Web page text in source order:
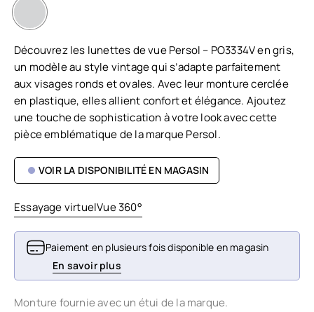
Découvrez les lunettes de vue Persol – PO3334V en gris,
un modèle au style vintage qui s’adapte parfaitement
aux visages ronds et ovales. Avec leur monture cerclée
en plastique, elles allient confort et élégance. Ajoutez
une touche de sophistication à votre look avec cette
pièce emblématique de la marque Persol.
VOIR LA DISPONIBILITÉ EN MAGASIN
Essayage virtuelVue 360°
Paiement en plusieurs fois disponible en magasin
En savoir plus
Monture fournie avec un étui de la marque.